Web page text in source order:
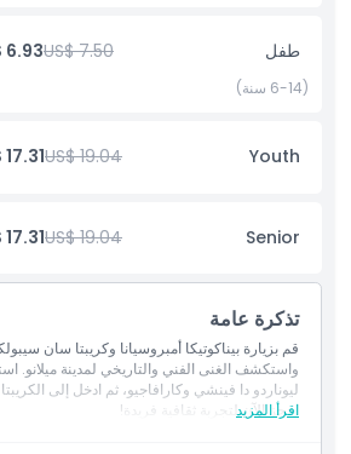
أبرز المعالم
المتضمنات
سياسة الأطفال والبالغين
الاستثناءات
ساعات العمل
طفل US$ 7.50
6.93
(6-14 سنة)
Youth
US$ 19.04
Senior
US$ 19.04
تذكرة عامة
قم بزيارة بيناكوتيكا أمبروسيانا وكريبتا سان
واستكشف الغنى الفني والتاريخي لمدينة ميلانو.
ليوناردو دا فينشي وكارافاجيو، ثم ادخل إلى
احجز الآن لتجربة ثقافية فريدة!
اقرأ المزيد